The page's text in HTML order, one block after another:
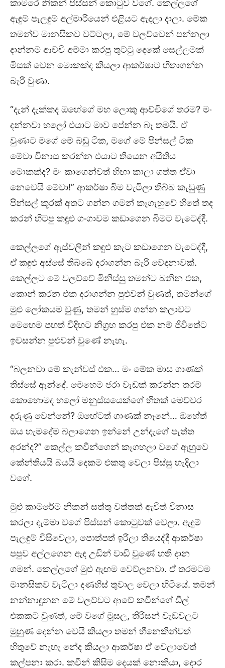
කාමරෙ නිකන් පිස්සන් කොටුව වගේ. කෙල්ලගේ
ඇඳුම් පැලඳුම් අල්මාරියෙන් එළියට ඇදලා දාලා. මේක
තමන්ව මානසිකව වට්ටලා, මේ වලව්වෙන් පන්නලා
දාන්නම ආච්චි අම්මා කරපු තුට්ටු දෙකේ සෙල්ලමක්
මිසක් වෙන මොකක්ද කියලා ආකර්ෂාට හිතාගන්න
බැරි වුණා.
“දැන් දැක්කද ඔහේගේ මහ ලොකු ආච්චිගේ තරම? මං
දන්නවා හලෝ එයාට මාව පේන්න බෑ තමයි. ඒ
වුණාට මගේ මේ බඩු ටික, මගේ මේ පින්සල් ටික
මේවා විනාස කරන්න එයාට තියෙන අයිතිය
මොකක්ද? මං කාගෙන්වත් හිඟා කාලා ගත්ත ඒවා
නෙවෙයි මේවා!” ආකර්ෂා බිම වැටිලා තිබ්බ කැඩුණු
පින්සල් කූරක් අතට ගන්න ගමන් කෑගැහුවේ හිතේ තද
කරන් හිටපු කඳුළු ගංගාවම කඩාගෙන බිමට වැටෙද්දී.
කෙල්ලගේ ඇස්වලින් කඳුළු කැට කඩාගෙන වැටෙද්දී,
ඒ කඳුළු අස්සේ තිබ්බේ දරාගන්න බැරි වේදනාවක්.
කෙල්ලට මේ වලව්වේ මිනිස්සු තමන්ට බනින එක,
කොන් කරන එක දරාගන්න පුළුවන් වුණත්, තමන්ගේ
මුළු ලෝකයම වුණු, තමන් හුස්ම ගන්න කලාවට
මෙහෙම පහත් විදිහට නිග්‍රහ කරපු එක නම් ජීවිතේට
ඉවසන්න පුළුවන් වුණේ නැහැ.
“බලනවා මේ කැන්වස් එක… මං මේක මාස ගාණක්
තිස්සේ ඇන්දේ. මෙහෙම ජරා වැඩක් කරන්න තරම්
කොහොමද හලෝ මනුස්සයෙක්ගේ හිතක් මෙච්චර
දරුණු වෙන්නේ? ඔහේටත් ගාණක් නෑනේ… ඔහේත්
ඔය හැමදේම බලාගෙන ඉන්නේ උන්දැගේ පැත්ත
අරන්ද?” කෙල්ල කවීන්ගෙන් කෑගහලා වගේ ඇහුවෙ
කේන්තියයි බයයි දෙකම එකතු වෙලා පිස්සු හැදිලා
වගේ.
මුළු කාමරේම නිකන් සත්තු වත්තක් ඇවිත් විනාස
කරලා දැම්මා වගේ පිස්සන් කොටුවක් වෙලා. ඇඳුම්
පැලඳුම් විසිවෙලා, පොත්පත් ඉරිලා තියෙද්දී ආකර්ෂා
පපුව අල්ලගෙන ඇඳ උඩින් වාඩි වුණේ හති දාන
ගමන්. කෙල්ලගේ මුළු ඇඟම වෙව්ලනවා. ඒ තරමටම
මානසිකව වැටිලා දණහිස් තුවාල වෙලා හිටියේ. තමන්
නන්නාඳුනන මේ වලව්වට ආවේ කවීන්ගේ ඩීල්
එකකට වුණත්, මේ වගේ මූසල, තිරිසන් වැඩවලට
මුහුණ දෙන්න වෙයි කියලා තමන් හීනෙකින්වත්
හිතුවේ නැහැ නේද කියලා ආකර්ෂා ඒ වෙලාවෙත්
කල්පනා කරා. කවීන් කිසිම දෙයක් නොකියා, දොර